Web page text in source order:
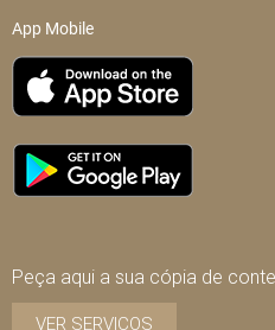
App Mobile
Peça aqui a sua cópia de
VER SERVIÇOS